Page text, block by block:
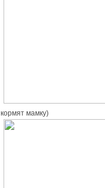
кормят мамку)